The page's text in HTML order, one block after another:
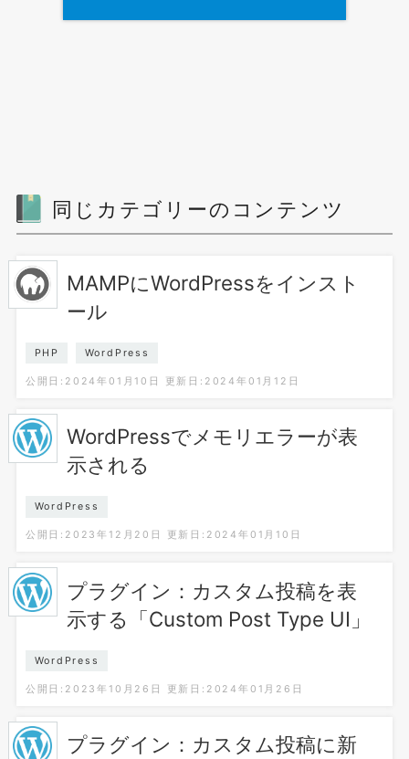
同じカテゴリーのコンテンツ
MAMPにWordPressをインスト
ール
PHP WordPress
公開日:2024年01月10日 更新日:2024年01月12日
WordPressでメモリエラーが表
示される
WordPress
公開日:2023年12月20日 更新日:2024年01月10日
プラグイン：カスタム投稿を表
示する「Custom Post Type UI」
WordPress
公開日:2023年10月26日 更新日:2024年01月26日
プラグイン：カスタム投稿に新